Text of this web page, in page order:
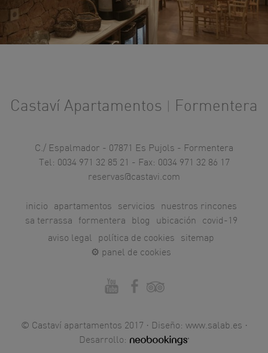
Castaví Apartamentos Formentera
C./ Espalmador - 07871 Es Pujols - Formentera
Tel: 0034 971 32 85 21 - Fax: 0034 971 32 86 17
reservas@castavi.com
inicio apartamentos servicios
nuestros rincones
sa terrassa
formentera blog ubicación
covid-19
aviso legal
política de cookies
sitemap
⚙ panel de cookies
© Castaví apartamentos 2017 · Diseño: www.salab.es ·
Desarrollo: